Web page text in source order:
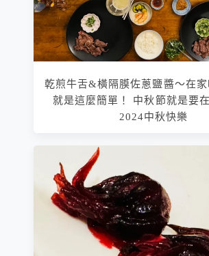
乾煎牛舌&橫隔膜佐蔥鹽醬～在家
就是這麼簡單！ 中秋節就是要
2024中秋快樂